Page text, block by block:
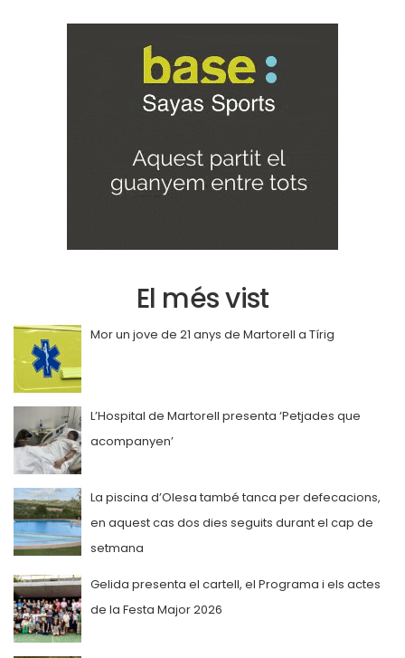
El més vist
Mor un jove de 21 anys de Martorell a Tírig
L’Hospital de Martorell presenta ‘Petjades que
acompanyen’
La piscina d’Olesa també tanca per defecacions,
en aquest cas dos dies seguits durant el cap de
setmana
Gelida presenta el cartell, el Programa i els actes
de la Festa Major 2026